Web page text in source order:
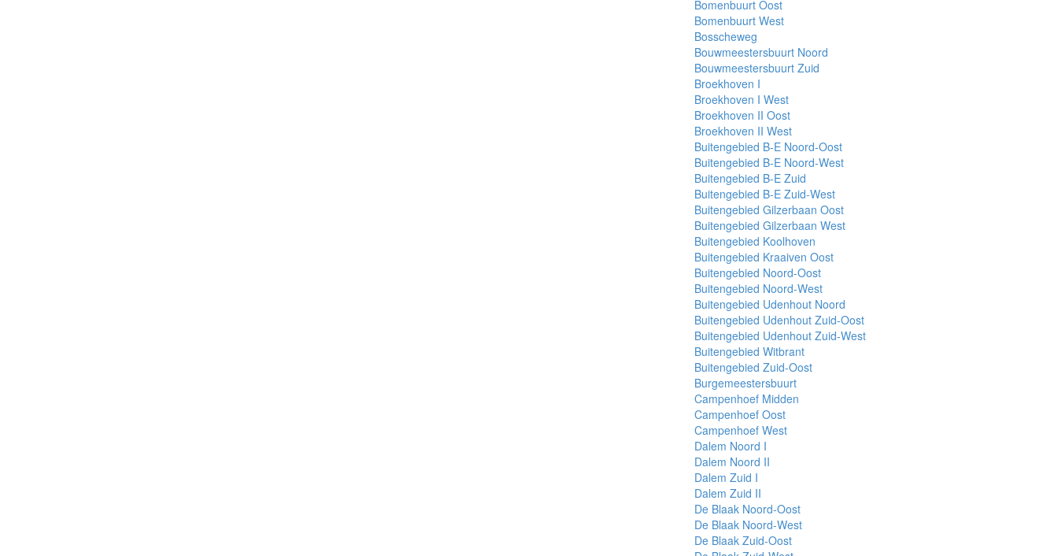
Bomenbuurt Oost
Bomenbuurt West
Bosscheweg
Bouwmeestersbuurt Noord
Bouwmeestersbuurt Zuid
Broekhoven I
Broekhoven I West
Broekhoven II Oost
Broekhoven II West
Buitengebied B-E Noord-Oost
Buitengebied B-E Noord-West
Buitengebied B-E Zuid
Buitengebied B-E Zuid-West
Buitengebied Gilzerbaan Oost
Buitengebied Gilzerbaan West
Buitengebied Koolhoven
Buitengebied Kraaiven Oost
Buitengebied Noord-Oost
Buitengebied Noord-West
Buitengebied Udenhout Noord
Buitengebied Udenhout Zuid-Oost
Buitengebied Udenhout Zuid-West
Buitengebied Witbrant
Buitengebied Zuid-Oost
Burgemeestersbuurt
Campenhoef Midden
Campenhoef Oost
Campenhoef West
Dalem Noord I
Dalem Noord II
Dalem Zuid I
Dalem Zuid II
De Blaak Noord-Oost
De Blaak Noord-West
De Blaak Zuid-Oost